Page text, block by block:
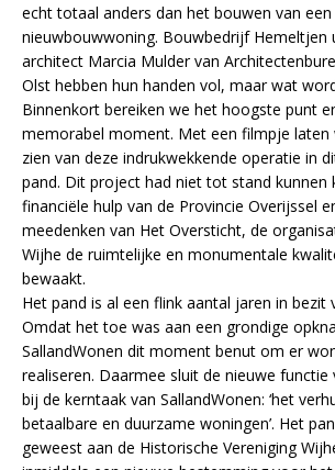
echt totaal anders dan het bouwen van een
nieuwbouwwoning. Bouwbedrijf Hemeltjen
architect Marcia Mulder van
Olst hebben hun handen vol, maar wat
Binnenkort bereiken we het hoogste punt
memorabel moment. Met een filmpje laten
zien van deze indrukwekkende operatie in
pand. Dit project had niet tot stand kunnen
financiële hulp van de Provincie Overijssel
meedenken van Het Oversticht, de
Wijhe de ruimtelijke en monumentale
bewaakt.
Het pand is al een flink aantal jaren in bezit
Omdat het toe was aan een grondige
SallandWonen dit moment benut om er
realiseren. Daarmee sluit de nieuwe functie
bij de kerntaak van SallandWonen: ‘het
betaalbare en duurzame woningen’. Het
geweest aan de Historische Vereniging